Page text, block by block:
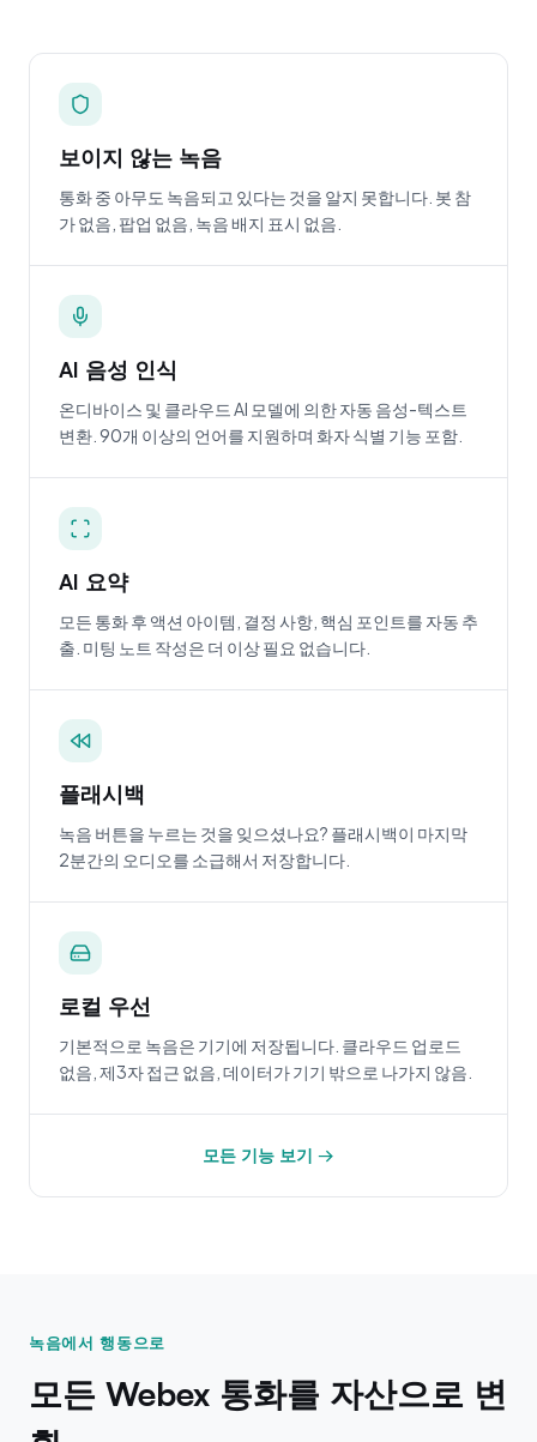
보이지 않는 녹음
통화 중 아무도 녹음되고 있다는 것을 알지 못합니다. 봇 참
가 없음, 팝업 없음, 녹음 배지 표시 없음.
AI 음성 인식
온디바이스 및 클라우드 AI 모델에 의한 자동 음성-텍스트
변환. 90개 이상의 언어를 지원하며 화자 식별 기능 포함.
AI 요약
모든 통화 후 액션 아이템, 결정 사항, 핵심 포인트를 자동 추
출. 미팅 노트 작성은 더 이상 필요 없습니다.
플래시백
녹음 버튼을 누르는 것을 잊으셨나요? 플래시백이 마지막
2분간의 오디오를 소급해서 저장합니다.
로컬 우선
기본적으로 녹음은 기기에 저장됩니다. 클라우드 업로드
없음, 제3자 접근 없음, 데이터가 기기 밖으로 나가지 않음.
모든 기능 보기 →
녹음에서 행동으로
모든 Webex 통화를 자산으로 변